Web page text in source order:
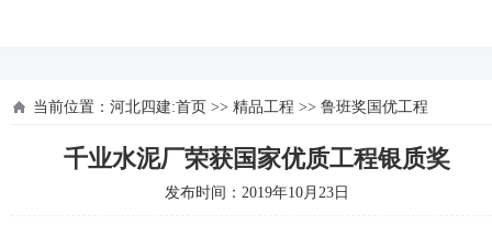
当前位置： 河北四建:首页 >> 精品工程 >> 鲁班奖国优工程
千业水泥厂荣获国家优质工程银质奖
发布时间：2019年10月23日